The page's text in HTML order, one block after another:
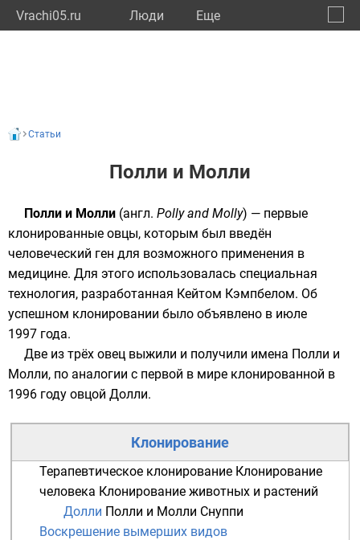
Vrachi05.ru Люди Eще
Статьи
Полли и Молли
Полли и Молли (англ. Polly and Molly) — первые
клонированные овцы, которым был введён
человеческий ген для возможного применения в
медицине. Для этого использовалась специальная
технология, разработанная Кейтом Кэмпбелом. Об
успешном клонировании было объявлено в июле
1997 года.
Две из трёх овец выжили и получили имена Полли и
Молли, по аналогии с первой в мире клонированной в
1996 году овцой Долли.
Клонирование
Терапевтическое клонирование Клонирование
человека Клонирование животных и растений
Долли Полли и Молли Снуппи
Воскрешение вымерших видов